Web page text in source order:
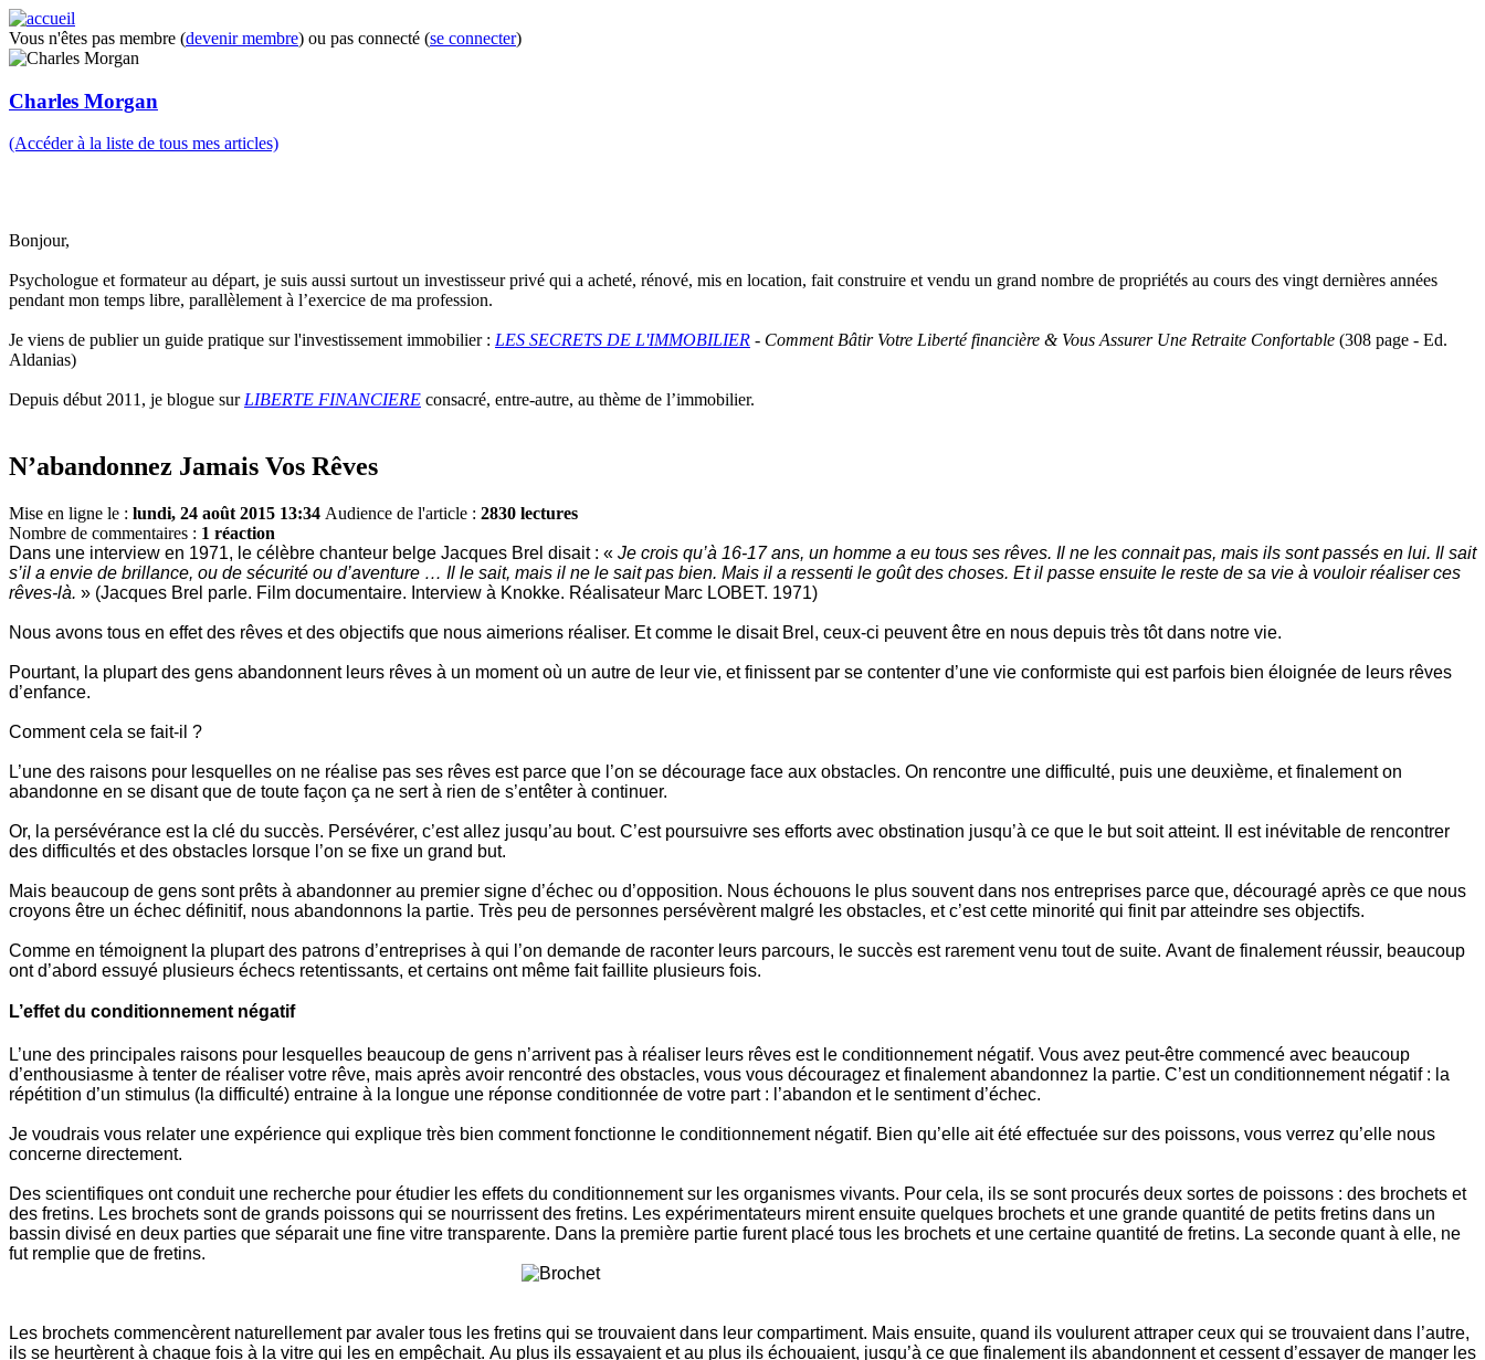
Vous n'êtes pas membre (devenir membre) ou pas connecté (se connecter)
Charles Morgan
(Accéder à la liste de tous mes articles)
Bonjour,
Psychologue et formateur au départ, je suis aussi surtout un investisseur privé qui a acheté, rénové, mis en location, fait construire et vendu un grand nombre de propriétés au cours des vingt dernières années
pendant mon temps libre, parallèlement à l’exercice de ma profession.
Je viens de publier un guide pratique sur l'investissement immobilier : LES SECRETS DE L'IMMOBILIER - Comment Bâtir Votre Liberté financière & Vous Assurer Une Retraite Confortable (308 page - Ed.
Aldanias)
Depuis début 2011, je blogue surLIBERTE FINANCIERE consacré, entre-autre, au thème de l’immobilier.
N’abandonnez Jamais Vos Rêves
Mise en ligne le : lundi, 24 août 2015 13:34 Audience de l'article : 2830 lectures
Nombre de commentaires : 1 réaction
Dans une interview en 1971, le célèbre chanteur belge Jacques Brel disait : « Je crois qu’à 16-17 ans, un homme a eu tous ses rêves. Il ne les connait pas, mais ils sont passés en lui. Il sait
s’il a envie de brillance, ou de sécurité ou d’aventure … Il le sait, mais il ne le sait pas bien. Mais il a ressenti le goût des choses. Et il passe ensuite le reste de sa vie à vouloir réaliser ces
rêves-là. » (Jacques Brel parle. Film documentaire. Interview à Knokke. Réalisateur Marc LOBET. 1971)
Nous avons tous en effet des rêves et des objectifs que nous aimerions réaliser. Et comme le disait Brel, ceux-ci peuvent être en nous depuis très tôt dans notre vie.
Pourtant, la plupart des gens abandonnent leurs rêves à un moment où un autre de leur vie, et finissent par se contenter d’une vie conformiste qui est parfois bien éloignée de leurs rêves
d’enfance.
Comment cela se fait-il ?
L’une des raisons pour lesquelles on ne réalise pas ses rêves est parce que l’on se décourage face aux obstacles. On rencontre une difficulté, puis une deuxième, et finalement on
abandonne en se disant que de toute façon ça ne sert à rien de s’entêter à continuer.
Or, la persévérance est la clé du succès. Persévérer, c’est allez jusqu’au bout. C’est poursuivre ses efforts avec obstination jusqu’à ce que le but soit atteint. Il est inévitable de rencontrer
des difficultés et des obstacles lorsque l’on se fixe un grand but.
Mais beaucoup de gens sont prêts à abandonner au premier signe d’échec ou d’opposition. Nous échouons le plus souvent dans nos entreprises parce que, découragé après ce que nous
croyons être un échec définitif, nous abandonnons la partie. Très peu de personnes persévèrent malgré les obstacles, et c’est cette minorité qui finit par atteindre ses objectifs.
Comme en témoignent la plupart des patrons d’entreprises à qui l’on demande de raconter leurs parcours, le succès est rarement venu tout de suite. Avant de finalement réussir, beaucoup
ont d’abord essuyé plusieurs échecs retentissants, et certains ont même fait faillite plusieurs fois.
L’effet du conditionnement négatif
L’une des principales raisons pour lesquelles beaucoup de gens n’arrivent pas à réaliser leurs rêves est le conditionnement négatif. Vous avez peut-être commencé avec beaucoup
d’enthousiasme à tenter de réaliser votre rêve, mais après avoir rencontré des obstacles, vous vous découragez et finalement abandonnez la partie. C’est un conditionnement négatif : la
répétition d’un stimulus (la difficulté) entraine à la longue une réponse conditionnée de votre part : l’abandon et le sentiment d’échec.
Je voudrais vous relater une expérience qui explique très bien comment fonctionne le conditionnement négatif. Bien qu’elle ait été effectuée sur des poissons, vous verrez qu’elle nous
concerne directement.
Des scientifiques ont conduit une recherche pour étudier les effets du conditionnement sur les organismes vivants. Pour cela, ils se sont procurés deux sortes de poissons : des brochets et
des fretins. Les brochets sont de grands poissons qui se nourrissent des fretins. Les expérimentateurs mirent ensuite quelques brochets et une grande quantité de petits fretins dans un
bassin divisé en deux parties que séparait une fine vitre transparente. Dans la première partie furent placé tous les brochets et une certaine quantité de fretins. La seconde quant à elle, ne
fut remplie que de fretins.
Les brochets commencèrent naturellement par avaler tous les fretins qui se trouvaient dans leur compartiment. Mais ensuite, quand ils voulurent attraper ceux qui se trouvaient dans l’autre,
ils se heurtèrent à chaque fois à la vitre qui les en empêchait. Au plus ils essayaient et au plus ils échouaient, jusqu’à ce que finalement ils abandonnent et cessent d’essayer de manger les